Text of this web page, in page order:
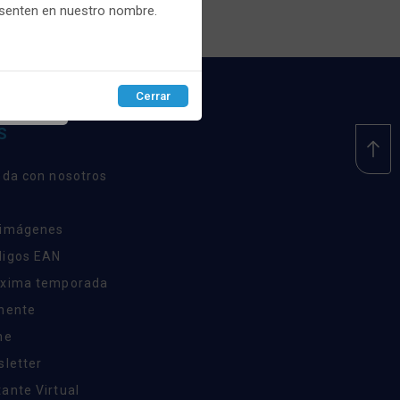
con nosotros
EAN
temporada
Virtual
en nuestro nombre.
Cerrar